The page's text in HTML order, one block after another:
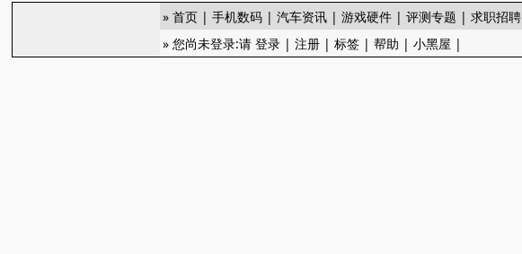
»首页 |手机数码 |汽车资讯 |游戏硬件 |评测专题 |求职招聘
» 您尚未登录:请登录 |注册 |标签 |帮助 |小黑屋 |